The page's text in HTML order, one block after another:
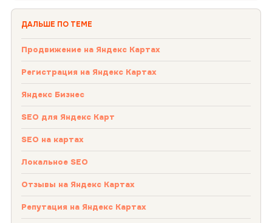
ДАЛЬШЕ ПО ТЕМЕ
Продвижение на Яндекс Картах
Регистрация на Яндекс Картах
Яндекс Бизнес
SEO для Яндекс Карт
SEO на картах
Локальное SEO
Отзывы на Яндекс Картах
Репутация на Яндекс Картах